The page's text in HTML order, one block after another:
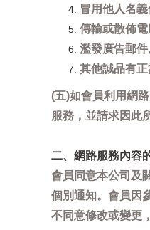
冒用他人名義
傳輸或散佈電
濫發廣告郵件
其他誠品有正
(五)如會員利用網
服務，並請求因此
二、網路服務內容
會員同意本公司及
個別通知。會員因
不同意修改或變更